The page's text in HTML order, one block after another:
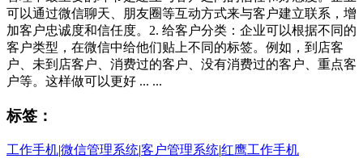
可以通过微信聊天、朋友圈等互动方式来与客户建立联系，增
加客户忠诚度和信任度。2. 给客户分类：企业可以根据不同的
客户类型，在微信中给他们贴上不同的标签。例如，到店客
户、未到店客户、消费过的客户、没有消费过的客户、重点客
户等。这样做可以更好 ... ...
标签：
工作手机|微信管理系统|客户管理系统|红鹰工作手机